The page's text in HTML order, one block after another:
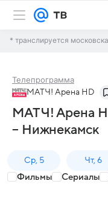
* транслируется
Телепрограмма
МАТЧ! Арена HD
МАТЧ! Арена
– Нижнекамск
Ср, 5 Чт, 6
Фильмы Сериалы